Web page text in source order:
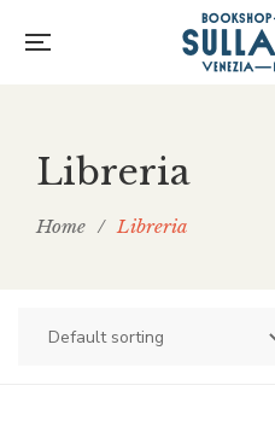
Libreria
Home / Libreria